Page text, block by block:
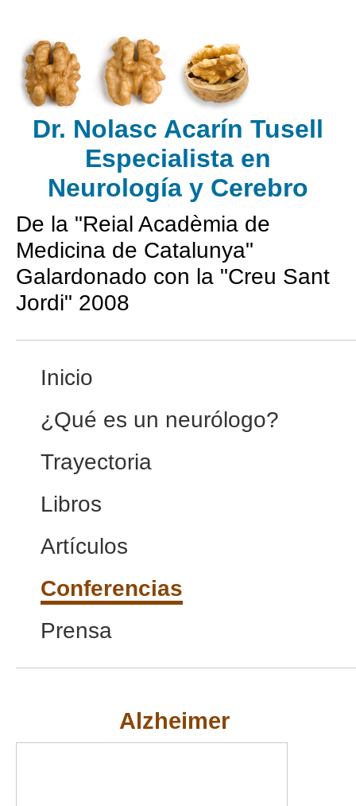
Dr. Nolasc Acarín Tusell
Especialista en
Neurología y Cerebro
De la "Reial Acadèmia de
Medicina de Catalunya"
Galardonado con la "Creu Sant
Jordi" 2008
Inicio
¿Qué es un neurólogo?
Trayectoria
Libros
Artículos
Conferencias
Prensa
Alzheimer